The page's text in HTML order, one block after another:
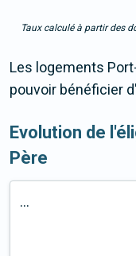
Taux calculé à partir des
Les logements
pouvoir bénéficier
Evolution de
Père
...